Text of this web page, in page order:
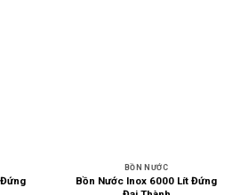
BỒN NƯỚC
Bồn Nước Inox 6000 Lít Đứng